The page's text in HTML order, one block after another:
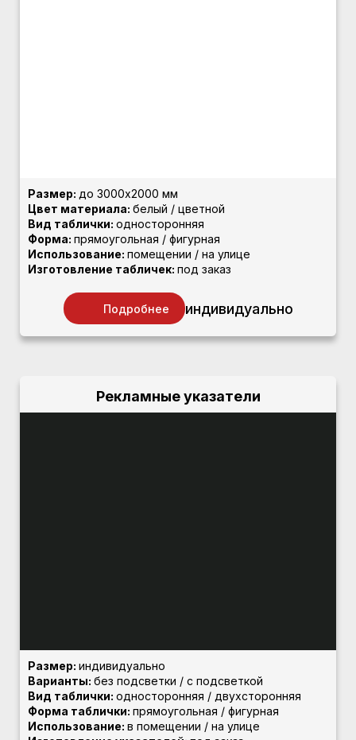
Размер: до 3000х2000 мм
Цвет материала: белый / цветной
Вид таблички: односторонняя
Форма: прямоугольная / фигурная
Использование: помещении / на улице
Изготовление табличек: под заказ
Подробнее индивидуально
Рекламные указатели
Размер: индивидуально
Варианты: без подсветки / с подсветкой
Вид таблички: односторонняя / двухсторонняя
Форма таблички: прямоугольная / фигурная
Использование: в помещении / на улице